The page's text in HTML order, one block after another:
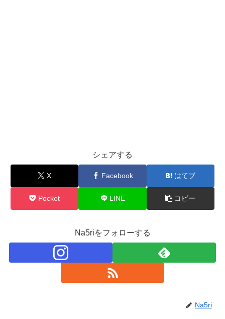
シェアする
X Facebook はてブ
Pocket LINE コピー
Na5riをフォローする
Na5ri